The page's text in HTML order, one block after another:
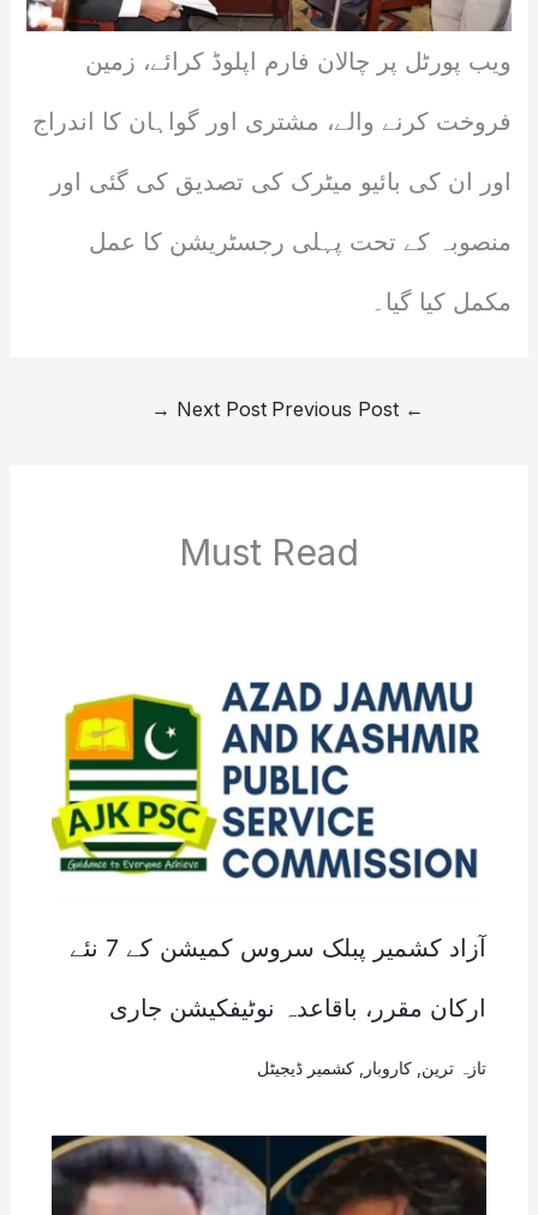
ویب پورٹل پر چالان فارم اپلوڈ کرائے، زمین
فروخت کرنے والے، مشتری اور گواہان کا اندراج
اور ان کی بائیو میٹرک کی تصدیق کی گئی اور
منصوبہ کے تحت پہلی رجسٹریشن کا عمل
مکمل کیا گیا۔
←
Next Post
→
Must Read
آزاد کشمیر پبلک سروس کمیشن کے 7 نئے
ارکان مقرر، باقاعدہ نوٹیفکیشن جاری
تازہ ترین کاروبار کشمیر ڈیجیٹل